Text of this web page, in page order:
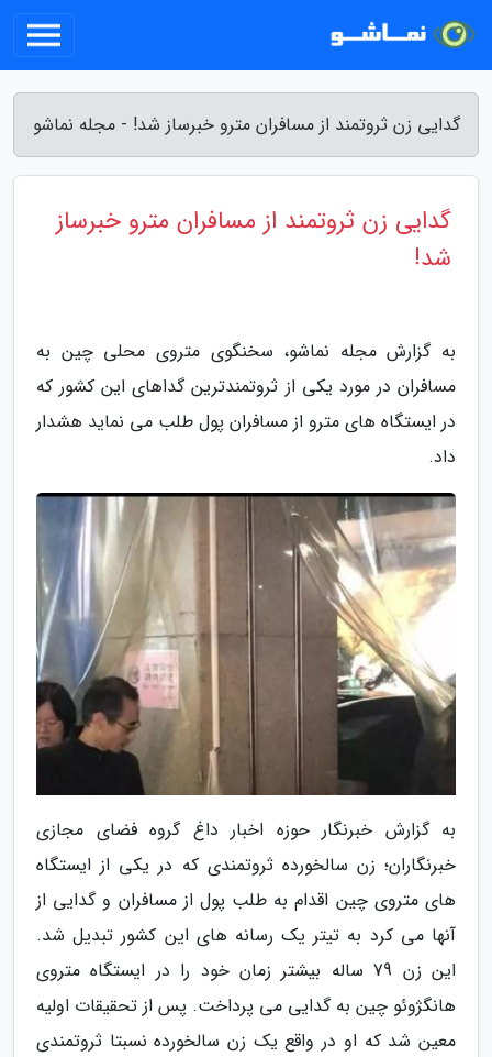
گدایی زن ثروتمند از مسافران مترو خبرساز شد! - مجله نماشو
گدایی زن ثروتمند از مسافران مترو خبرساز
شد!
به گزارش مجله نماشو، سخنگوی متروی محلی چین به
مسافران در مورد یکی از ثروتمندترین گداهای این کشور که
در ایستگاه های مترو از مسافران پول طلب می نماید هشدار
داد.
به گزارش خبرنگار حوزه اخبار داغ گروه فضای مجازی
خبرنگاران؛ زن سالخورده ثروتمندی که در یکی از ایستگاه
های متروی چین اقدام به طلب پول از مسافران و گدایی از
آنها می کرد به تیتر یک رسانه های این کشور تبدیل شد.
این زن 79 ساله بیشتر زمان خود را در ایستگاه متروی
هانگژوئو چین به گدایی می پرداخت. پس از تحقیقات اولیه
معین شد که او در واقع یک زن سالخورده نسبتا ثروتمندی